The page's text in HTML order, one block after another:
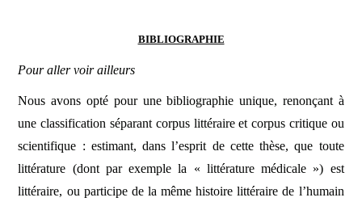
BIBLIOGRAPHIE
Pour aller voir ailleurs
Nous avons opté pour une bibliographie unique, renonçant à
une classification séparant corpus littéraire et corpus critique ou
scientifique : estimant, dans l’esprit de cette thèse, que toute
littérature (dont par exemple la « littérature médicale ») est
littéraire, ou participe de la même histoire littéraire de l’humain